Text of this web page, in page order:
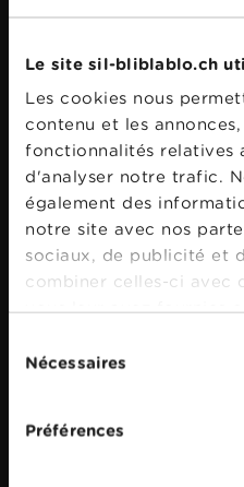
Le site sil-bliblablo.ch
Les cookies nous
contenu et les
fonctionnalités relatives
d'analyser notre trafic.
également des
notre site avec nos
sociaux, de publicité et
combiner celles-ci avec
duNécessaires
Préférences